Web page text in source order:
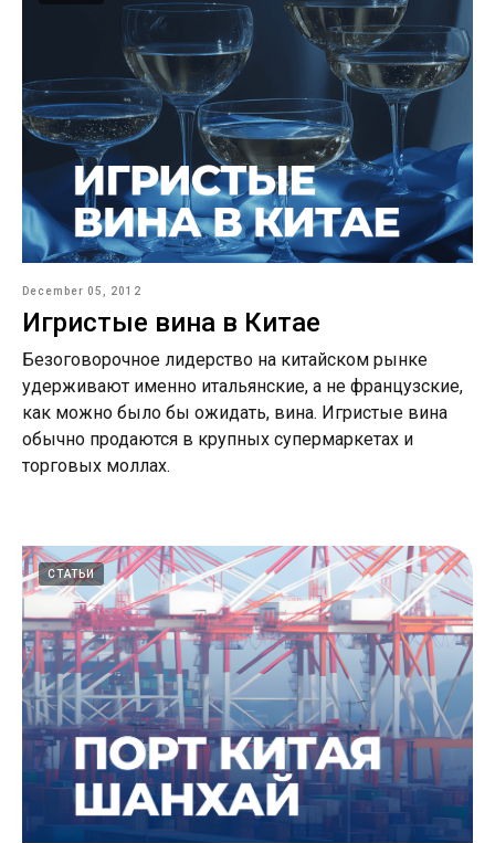
December 05, 2012
Игристые вина в Китае
Безоговорочное лидерство на китайском рынке
удерживают именно итальянские, а не французские,
как можно было бы ожидать, вина. Игристые вина
обычно продаются в крупных супермаркетах и
торговых моллах.
СТАТЬИ
Разработка сайта CTA CREW